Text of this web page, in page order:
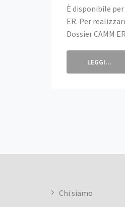
È disponibile
ER. Per
Dossier CAMM
LEGGI...
Chi siamo